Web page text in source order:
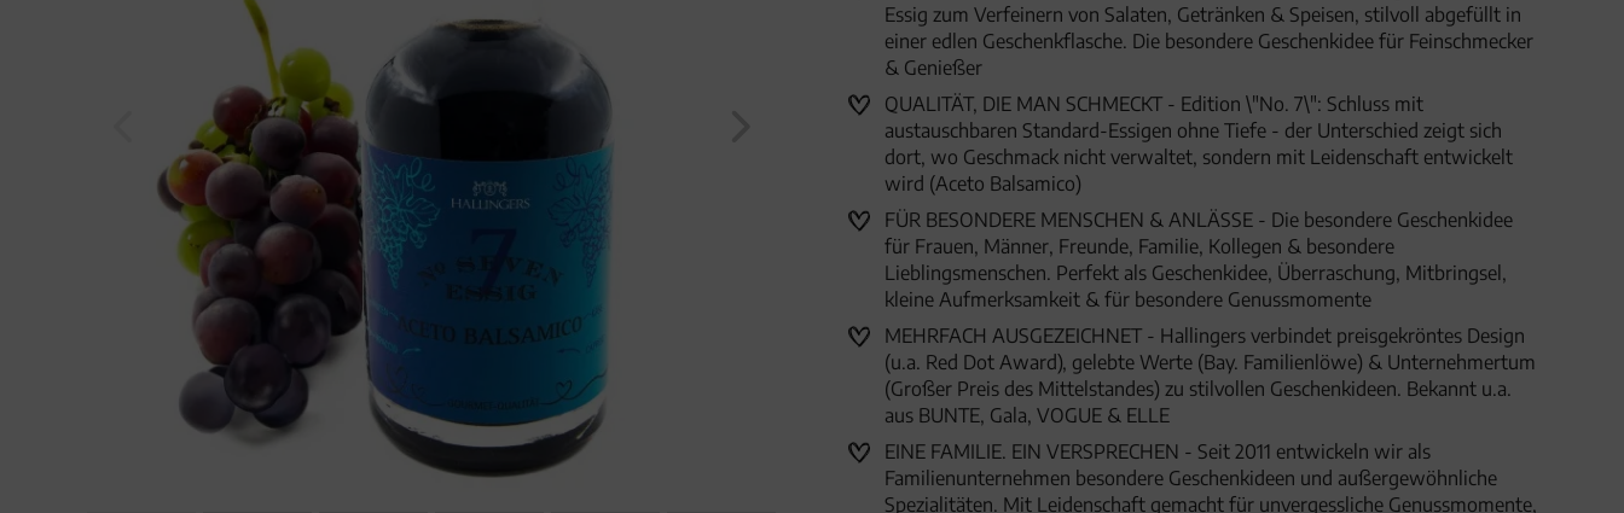
Essig zum Verfeinern von Salaten, Getränken & Speisen, stilvoll abgefüllt in
einer edlen Geschenkflasche. Die besondere Geschenkidee für Feinschmecker
& Genießer
QUALITÄT, DIE MAN SCHMECKT - Edition \"No. 7\": Schluss mit
austauschbaren Standard-Essigen ohne Tiefe - der Unterschied zeigt sich
dort, wo Geschmack nicht verwaltet, sondern mit Leidenschaft entwickelt
wird (Aceto Balsamico)
FÜR BESONDERE MENSCHEN & ANLÄSSE - Die besondere Geschenkidee
für Frauen, Männer, Freunde, Familie, Kollegen & besondere
Lieblingsmenschen. Perfekt als Geschenkidee, Überraschung, Mitbringsel,
kleine Aufmerksamkeit & für besondere Genussmomente
MEHRFACH AUSGEZEICHNET - Hallingers verbindet preisgekröntes Design
(u.a. Red Dot Award), gelebte Werte (Bay. Familienlöwe) & Unternehmertum
(Großer Preis des Mittelstandes) zu stilvollen Geschenkideen. Bekannt u.a.
aus BUNTE, Gala, VOGUE & ELLE
EINE FAMILIE. EIN VERSPRECHEN - Seit 2011 entwickeln wir als
Familienunternehmen besondere Geschenkideen und außergewöhnliche
Spezialitäten. Mit Leidenschaft gemacht für unvergessliche Genussmomente,